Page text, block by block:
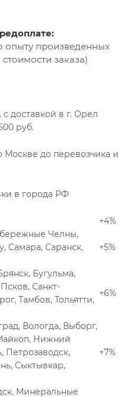
опыту произведенных
стоимости заказа)
с доставкой в г. Орел
руб.
Москве до перевозчика и
в города РФ
+4%
Челны,
Самара, Саранск,
+5%
Бугульма,
Санкт-
Тамбов, Тольятти,
+6%
Вологда, Выборг,
Нижний
Петрозаводск,
Сыктывкар,
+7%
Минеральные